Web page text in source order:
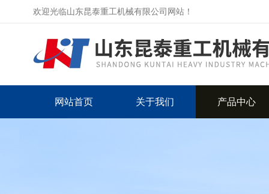
欢迎光临山东昆泰重工机械有限公司网站！
网站首页 关于我们 产品中心